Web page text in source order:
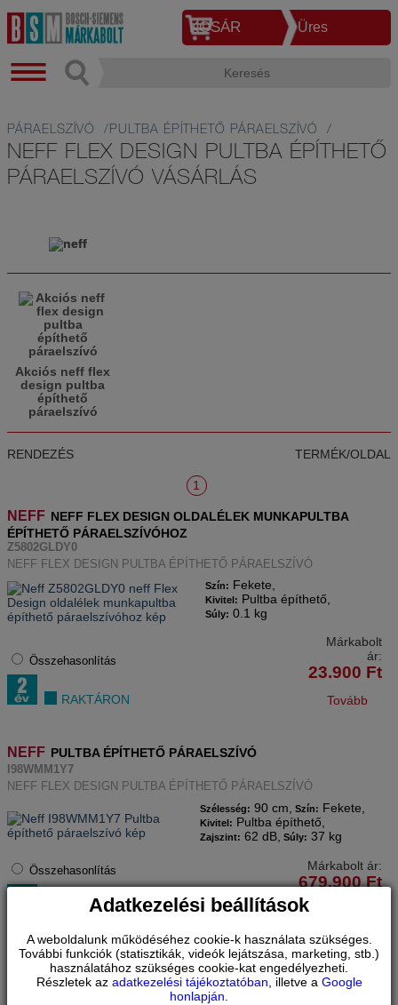
KOSÁR Üres
PÁRAELSZÍVÓ PULTBA ÉPÍTHETŐ PÁRAELSZÍVÓ
NEFF FLEX DESIGN PULTBA ÉPÍTHETŐ
PÁRAELSZÍVÓ VÁSÁRLÁS
Akciós neff flex
design pultba
építhető
páraelszívó
RENDEZÉS TERMÉK/OLDAL
1
NEFF NEFF FLEX DESIGN OLDALÉLEK MUNKAPULTBA
ÉPÍTHETŐ PÁRAELSZÍVÓHOZ
Z5802GLDY0
NEFF FLEX DESIGN PULTBA ÉPÍTHETŐ PÁRAELSZÍVÓ
Szín: Fekete,
Kivitel: Pultba építhető,
Súly: 0.1 kg
Összehasonlítás
RAKTÁRON
Márkabolt
ár:
23.900 Ft
Tovább
NEFF PULTBA ÉPÍTHETŐ PÁRAELSZÍVÓ
I98WMM1Y7
NEFF FLEX DESIGN PULTBA ÉPÍTHETŐ PÁRAELSZÍVÓ
Szélesség: 90 cm, Szín: Fekete,
Kivitel: Pultba építhető,
Zajszint: 62 dB, Súly: 37 kg
Összehasonlítás
RAKTÁRON
Márkabolt ár:
679.900Ft
NEFF NEFF FLEX DESIGN OLDALÉLEK MUNKAPULTBA
ÉPÍTHETŐ PÁRAELSZÍVÓHOZ
Adatkezelési beállítások
A weboldalunk működéséhez cookie-k használata szükséges.
További funkciók (statisztikák, videók lejátszása, marketing, stb.)
használatához szükséges cookie-kat engedélyezheti.
Részletek az adatkezelési tájékoztatóban, illetve a Google
honlapján.